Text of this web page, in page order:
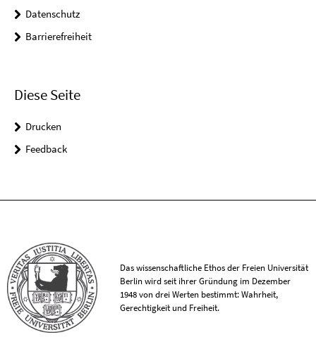
Datenschutz
Barrierefreiheit
Diese Seite
Drucken
Feedback
Das wissenschaftliche Ethos der Freien Universität
Berlin wird seit ihrer Gründung im Dezember
1948 von drei Werten bestimmt: Wahrheit,
Gerechtigkeit und Freiheit.